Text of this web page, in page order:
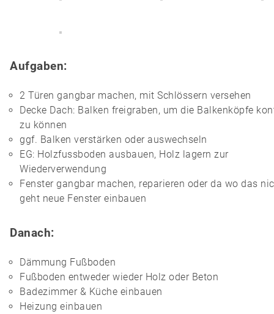
Aufgaben:
2 Türen gangbar machen, mit Schlössern versehen
Decke Dach: Balken freigraben, um die Balkenköpfe
zu können
ggf. Balken verstärken oder auswechseln
EG: Holzfussboden ausbauen, Holz lagern zur
Wiederverwendung
Fenster gangbar machen, reparieren oder da wo das
geht neue Fenster einbauen
Danach:
Dämmung Fußboden
Fußboden entweder wieder Holz oder Beton
Badezimmer & Küche einbauen
Heizung einbauen